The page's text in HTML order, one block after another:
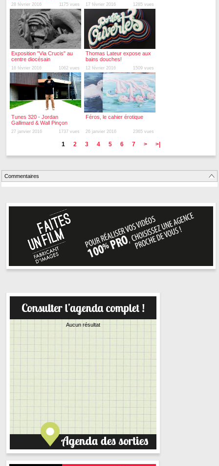
28 février 2016 1175 vues 17 février 2016 1285 vues
Exposition "Via Crucis" au
centre diocésain
16 février 2016 1062 vues
Thomas Lateur expose aux
bains douches!
12 février 2016 1509 vues
Tunes 320 - Jordan
Gallimard & Wall Pinçon
27 janvier 2016 1737 vues
Féros, le cahier érotique
26 janvier 2016 2365 vues
1 2 3 4 5 6 7 > >|
Commentaires
Aucun résultat